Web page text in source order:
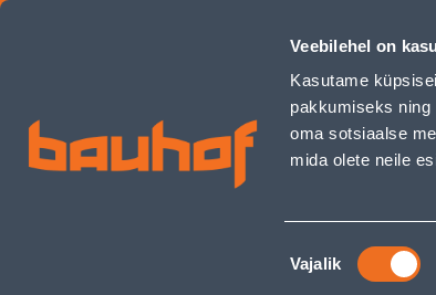
Veebilehel on
Kasutame
pakkumiseks
oma sotsiaalse
mida olete neile
Nõusoleku
valik
Vajalik
KARDINAPUU &quot;BERGAMO&quot; 1,6M LEPP -
Äriklienditeenindus